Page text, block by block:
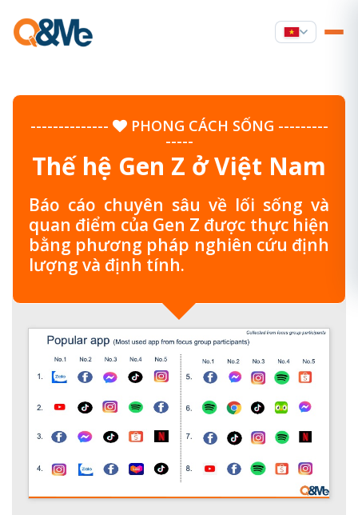
-------------- PHONG CÁCH SỐNG ---------
-----
Thế hệ Gen Z ở Việt Nam
Báo cáo chuyên sâu về lối sống và
quan điểm của Gen Z được thực hiện
bằng phương pháp nghiên cứu định
lượng và định tính.